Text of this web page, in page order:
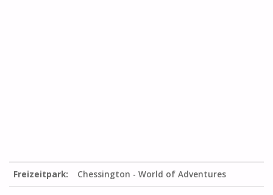
Freizeitpark: Chessington - World of Adventures